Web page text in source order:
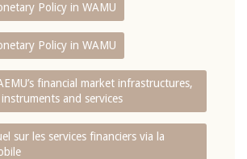
Policy in WAMU
Policy in WAMU
financial market infrastructures,
and services
sur les services financiers via la